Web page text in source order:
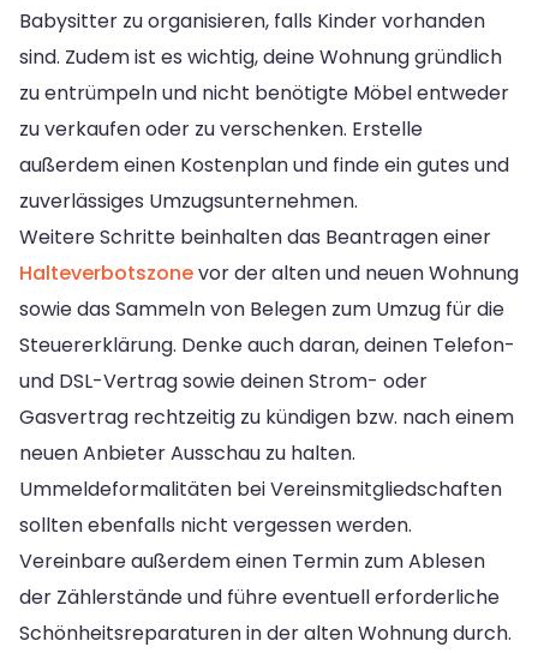
Babysitter zu organisieren, falls Kinder vorhanden
sind. Zudem ist es wichtig, deine Wohnung gründlich
zu entrümpeln und nicht benötigte Möbel entweder
zu verkaufen oder zu verschenken. Erstelle
außerdem einen Kostenplan und finde ein gutes und
zuverlässiges Umzugsunternehmen.
Weitere Schritte beinhalten das Beantragen einer
Halteverbotszonevor der alten und neuen Wohnung
sowie das Sammeln von Belegen zum Umzug für die
Steuererklärung. Denke auch daran, deinen Telefon-
und DSL-Vertrag sowie deinen Strom- oder
Gasvertrag rechtzeitig zu kündigen bzw. nach einem
neuen Anbieter Ausschau zu halten.
Ummeldeformalitäten bei Vereinsmitgliedschaften
sollten ebenfalls nicht vergessen werden.
Vereinbare außerdem einen Termin zum Ablesen
der Zählerstände und führe eventuell erforderliche
Schönheitsreparaturen in der alten Wohnung durch.